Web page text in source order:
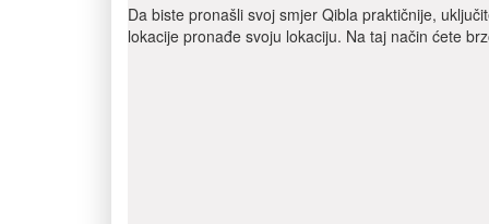
Da biste pronašli svoj smjer Qibla praktičnije,
lokacije pronađe svoju lokaciju. Na taj način ćete